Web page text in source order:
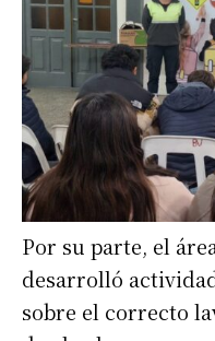
Por su parte, el
desarrolló
sobre el correcto